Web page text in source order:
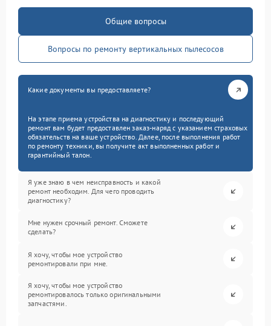
Общие вопросы
Вопросы по ремонту вертикальных пылесосов
Какие документы вы предоставляете?
На этапе приема устройства на диагностику и последующий
ремонт вам будет предоставлен заказ-наряд с указанием страховых
обязательств на ваше устройство. Далее, после выполнения работ
по ремонту техники, вы получите акт выполненных работ и
гарантийный талон.
Я уже знаю в чем неисправность и какой
ремонт необходим. Для чего проводить
диагностику?
Мне нужен срочный ремонт. Сможете
сделать?
Я хочу, чтобы мое устройство
ремонтировали при мне.
Я хочу, чтобы мое устройство
ремонтировалось только оригинальными
запчастями.